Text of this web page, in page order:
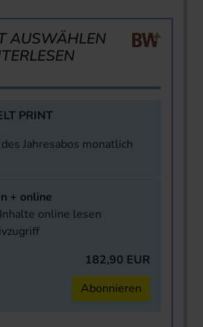
AUSWÄHLEN
PRINT
Jahresabos monatlich
+ online
online lesen
182,90 EUR
Abonnieren